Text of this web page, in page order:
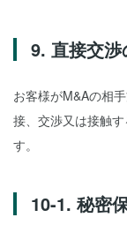
9. 直接交
お客様がM&Aの相
接、交渉又は接触
す。
10-1. 秘密